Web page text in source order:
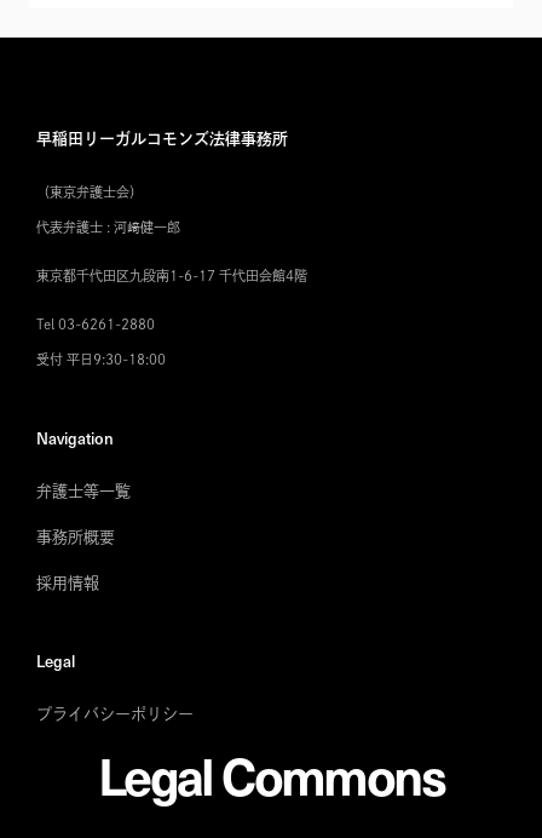
早稲田リーガルコモンズ法律事務所
（東京弁護士会）
代表弁護士 : 河﨑健一郎
東京都千代田区九段南1-6-17 千代田会館4階
Tel 03-6261-2880
受付 平日9:30-18:00
Navigation
弁護士等一覧
事務所概要
採用情報
Legal
プライバシーポリシー
Legal Commons